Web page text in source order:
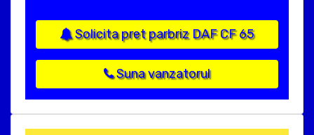
Solicita pret parbriz DAF CF 65
Suna vanzatorul